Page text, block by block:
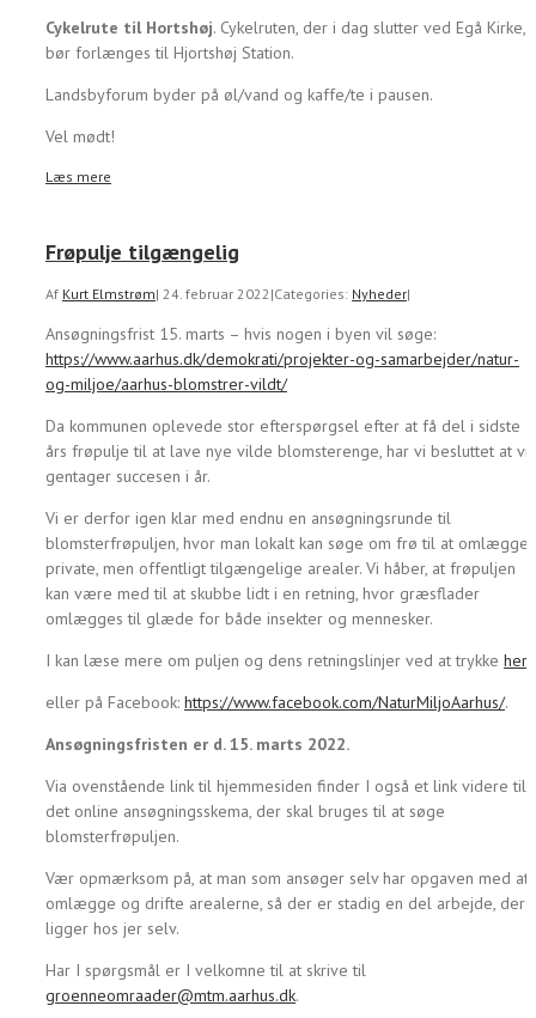
Cykelrute til Hortshøj. Cykelruten, der i dag slutter ved Egå Kirke,
bør forlænges til Hjortshøj Station.
Landsbyforum byder på øl/vand og kaffe/te i pausen.
Vel mødt!
Læs mere
Frøpulje tilgængelig
Af Kurt Elmstrøm| 24. februar 2022 |Categories: Nyheder|
Ansøgningsfrist 15. marts – hvis nogen i byen vil søge:
https://www.aarhus.dk/demokrati/projekter-og-samarbejder/natur-
og-miljoe/aarhus-blomstrer-vildt/
Da kommunen oplevede stor efterspørgsel efter at få del i sidste
års frøpulje til at lave nye vilde blomsterenge, har vi besluttet at vi
gentager succesen i år.
Vi er derfor igen klar med endnu en ansøgningsrunde til
blomsterfrøpuljen, hvor man lokalt kan søge om frø til at omlægge
private, men offentligt tilgængelige arealer. Vi håber, at frøpuljen
kan være med til at skubbe lidt i en retning, hvor græsflader
omlægges til glæde for både insekter og mennesker.
I kan læse mere om puljen og dens retningslinjer ved at trykke her
eller på Facebook: https://www.facebook.com/NaturMiljoAarhus/.
Ansøgningsfristen er d. 15. marts 2022.
Via ovenstående link til hjemmesiden finder I også et link videre til
det online ansøgningsskema, der skal bruges til at søge
blomsterfrøpuljen.
Vær opmærksom på, at man som ansøger selv har opgaven med at
omlægge og drifte arealerne, så der er stadig en del arbejde, der
ligger hos jer selv.
Har I spørgsmål er I velkomne til at skrive til
groenneomraader@mtm.aarhus.dk.